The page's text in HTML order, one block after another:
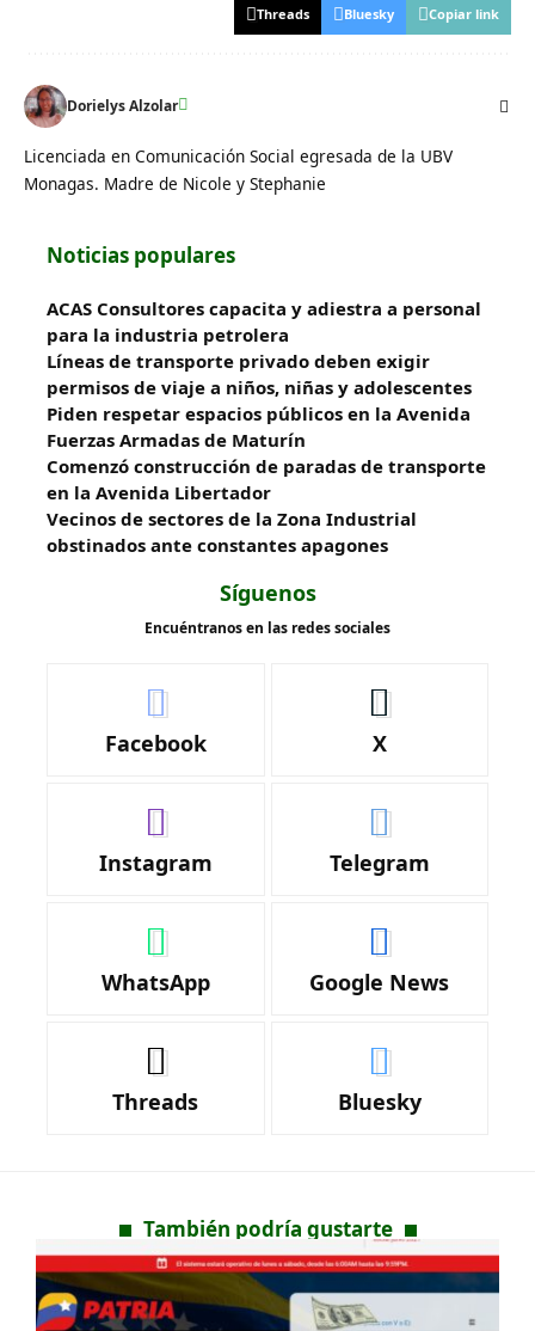
Threads Bluesky Copiar link
Dorielys Alzolar
Licenciada en Comunicación Social egresada de la UBV
Monagas. Madre de Nicole y Stephanie
Noticias populares
ACAS Consultores capacita y adiestra a personal
para la industria petrolera
Líneas de transporte privado deben exigir
permisos de viaje a niños, niñas y adolescentes
Piden respetar espacios públicos en la Avenida
Fuerzas Armadas de Maturín
​Comenzó construcción de paradas de transporte
en la Avenida Libertador
Vecinos de sectores de la Zona Industrial
obstinados ante constantes apagones
Síguenos
Encuéntranos en las redes sociales
Facebook X
Instagram Telegram
WhatsApp Google News
Threads Bluesky
También podría gustarte